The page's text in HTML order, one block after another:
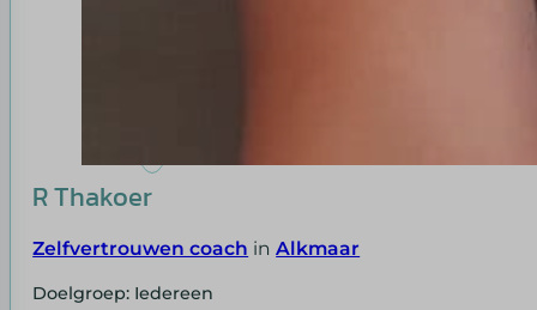
R Thakoer
Zelfvertrouwen coach inAlkmaar
Doelgroep: Iedereen